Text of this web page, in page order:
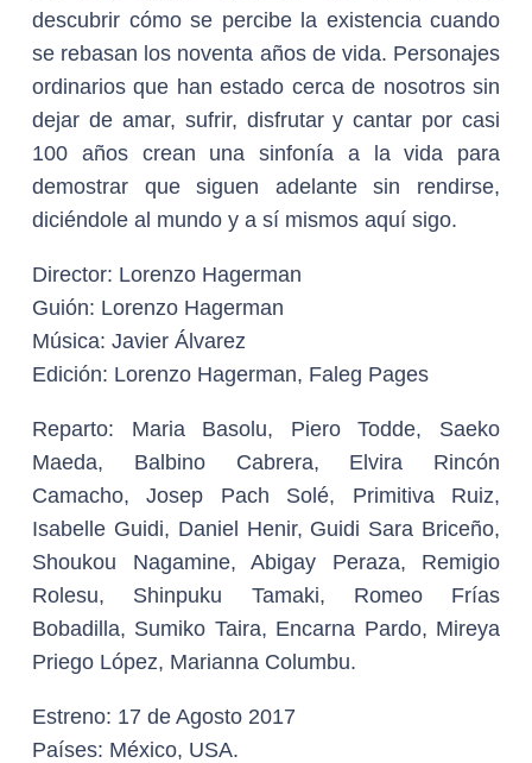
descubrir cómo se percibe la existencia cuando
se rebasan los noventa años de vida. Personajes
ordinarios que han estado cerca de nosotros sin
dejar de amar, sufrir, disfrutar y cantar por casi
100 años crean una sinfonía a la vida para
demostrar que siguen adelante sin rendirse,
diciéndole al mundo y a sí mismos aquí sigo.
Director: Lorenzo Hagerman
Guión: Lorenzo Hagerman
Música: Javier Álvarez
Edición: Lorenzo Hagerman, Faleg Pages
Reparto: Maria Basolu, Piero Todde, Saeko
Maeda, Balbino Cabrera, Elvira Rincón
Camacho, Josep Pach Solé, Primitiva Ruiz,
Isabelle Guidi, Daniel Henir, Guidi Sara Briceño,
Shoukou Nagamine, Abigay Peraza, Remigio
Rolesu, Shinpuku Tamaki, Romeo Frías
Bobadilla, Sumiko Taira, Encarna Pardo, Mireya
Priego López, Marianna Columbu.
Estreno: 17 de Agosto 2017
Países: México, USA.